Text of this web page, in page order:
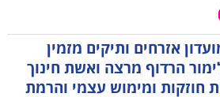
הים ומועדון אזרחים ותיקים מזמין
הרדוף מרצה ואשת חינוך
חוזקות ומימוש עצמי והרמת